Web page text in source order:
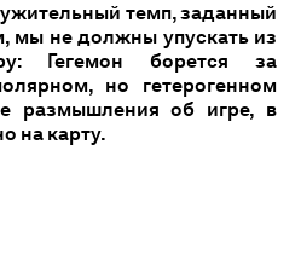
темп, заданный
мы не должны упускать из
Гегемон борется за
но гетерогенном
размышления об игре, в
на карту.